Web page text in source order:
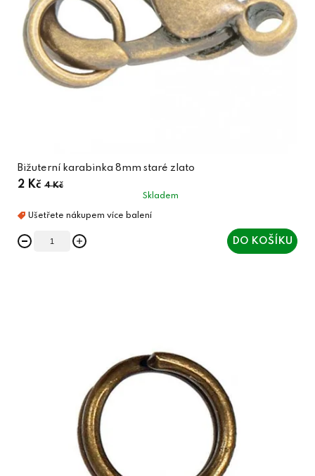
Bižuterní karabinka 8mm staré zlato
2 Kč 4 Kč
Skladem
DO KOŠÍKU